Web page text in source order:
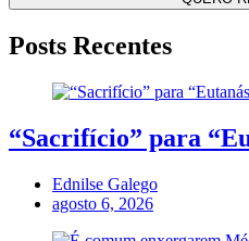
Posts Recentes
“Sacrifício” para
Ednilse Galego
agosto 6, 2026